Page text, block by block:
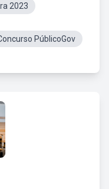
2023
PúblicoGov